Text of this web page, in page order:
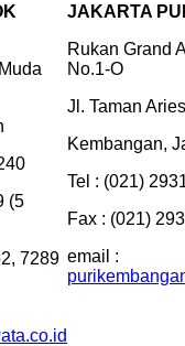
(5
7289
JAKARTA
Rukan Grand
No.1-O
Jl. Taman
Kembangan,
Tel : (021)
Fax : (021)
email :